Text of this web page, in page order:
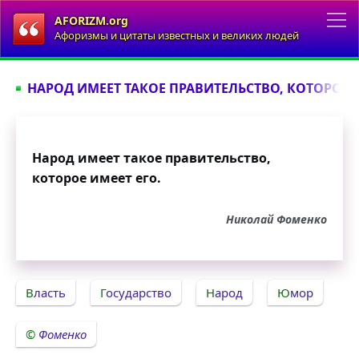
AFORIZM.org
Афоризмы и цитаты известных и великих людей
НАРОД ИМЕЕТ ТАКОЕ ПРАВИТЕЛЬСТВО, КОТОРОЕ
Народ имеет такое правительство,
которое имеет его.
Николай Фоменко
Власть Государство Народ Юмор
Фоменко